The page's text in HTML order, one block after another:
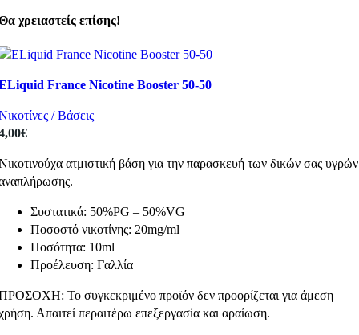
χρειαστείς επίσης!
France Nicotine Booster 50-50
/ Βάσεις
€
ατμιστική βάση για την παρασκευή των δικών σας υγρών
Συστατικά: 50%PG – 50%VG
Ποσοστό νικοτίνης: 20mg/ml
Ποσότητα: 10ml
Προέλευση: Γαλλία
Το συγκεκριμένο προϊόν δεν προορίζεται για άμεση
Απαιτεί περαιτέρω επεξεργασία και αραίωση.